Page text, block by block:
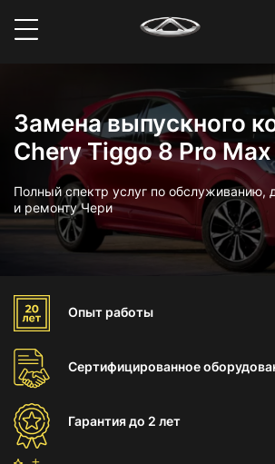
Замена выпускного
Chery Tiggo 8 Pro Max
Полный спектр услуг по обслуживанию,
и ремонту Чери
Опыт работы
Сертифицированное
Гарантиядо 2 лет